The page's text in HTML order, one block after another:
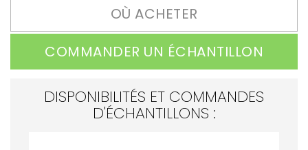
COMMANDER UN ÉCHANTILLON
OÙ ACHETER
DISPONIBILITÉS ET COMMANDES
D'ÉCHANTILLONS :